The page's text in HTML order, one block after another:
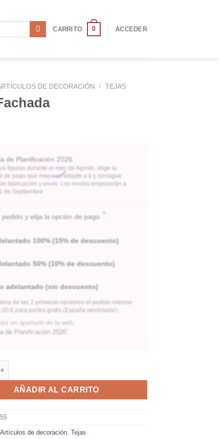
CARRITO 0 ACCEDER
DE DECORACIÓN / TEJAS
de Planificación 2026
figuras durante el mes de Agosto, elige la
de pago que mejor se adapte a ti y consigue
fabricación y envío. Los envíos empezarán a
de Septiembre
pedido y elija la opción de pago *
100% (15% de descuento)
50% (10% de descuento)
adelantado (sin descuento)
de las 2 primeras opciones el pedido mínimo
€ para portes gratis (España penínsular)
en apartado de la web:
de Planificación 2026 "
AÑADIR AL CARRITO
Artículos de decoración ,Tejas